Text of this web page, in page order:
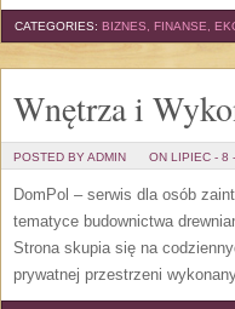
CATEGORIES: BIZNES, FINANSE,
Wnętrza i
POSTED BY ADMIN ON LIPIEC - 8
DomPol – serwis dla osób
tematyce budownictwa
Strona skupia się na
prywatnej przestrzeni